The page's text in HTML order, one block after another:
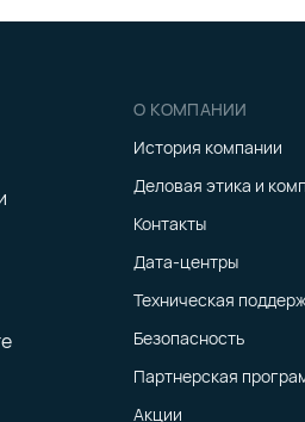
О КОМПАНИИ
История компании
Деловая этика и
Контакты
Дата-центры
Техническая
Безопасность
Партнерская
Акции